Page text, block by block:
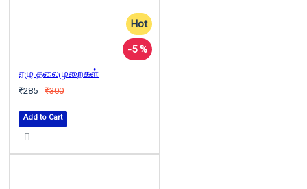
Hot
-5 %
ஏழு தலைமுறைகள்
₹285 ₹300
Add to Cart